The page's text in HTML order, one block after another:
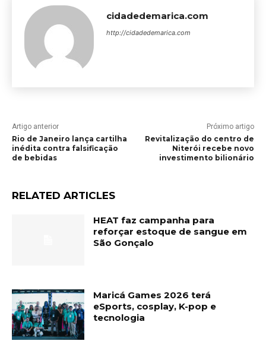
cidadedemarica.com
http://cidadedemarica.com
Artigo anterior
Rio de Janeiro lança cartilha
inédita contra falsificação
de bebidas
Próximo artigo
Revitalização do centro de
Niterói recebe novo
investimento bilionário
RELATED ARTICLES
HEAT faz campanha para
reforçar estoque de sangue em
São Gonçalo
Maricá Games 2026 terá
eSports, cosplay, K-pop e
tecnologia